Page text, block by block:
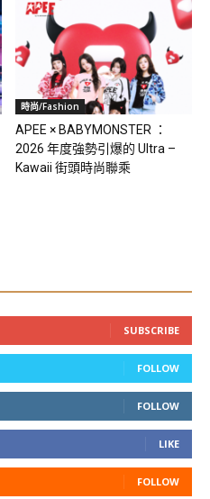
時尚/Fashion
APEE × BABYMONSTER ：
2026 年度強勢引爆的 Ultra –
Kawaii 街頭時尚聯乘
SUBSCRIBE
FOLLOW
FOLLOW
LIKE
FOLLOW